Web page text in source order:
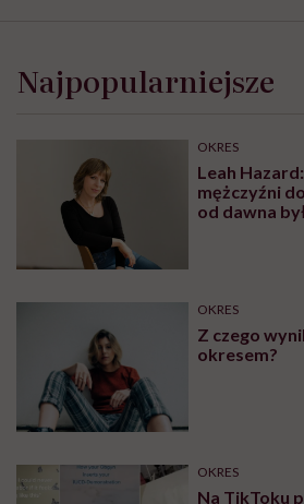
Najpopularniejsze
OKRES
Leah
mężczyźni
od dawna
OKRES
Z czego
okresem?
OKRES
Na TikToku